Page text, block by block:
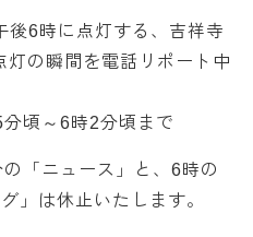
後6時に点灯する、吉祥寺
灯の瞬間を電話リポート中
頃～6時2分頃まで
「ニュース」と、6時の
」は休止いたします。